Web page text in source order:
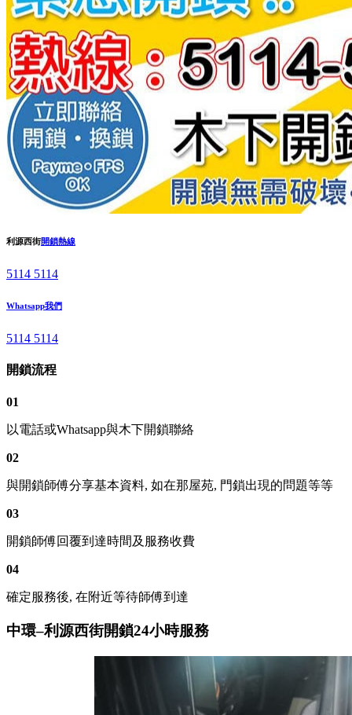
利源西街開鎖熱線
5114 5114
Whatsapp我們
5114 5114
開鎖流程
01
以電話或Whatsapp與木下開鎖聯絡
02
與開鎖師傅分享基本資料, 如在那屋苑, 門鎖出現的問題等等
03
開鎖師傅回覆到達時間及服務收費
04
確定服務後, 在附近等待師傅到達
中環–利源西街開鎖24小時服務